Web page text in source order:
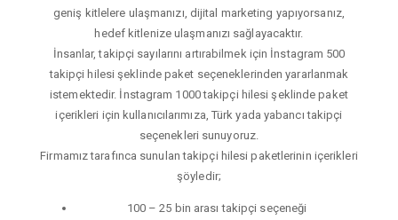
geniş kitlelere ulaşmanızı, dijital marketing yapıyorsanız,
hedef kitlenize ulaşmanızı sağlayacaktır.
İnsanlar, takipçi sayılarını artırabilmek için İnstagram 500
takipçi hilesi şeklinde paket seçeneklerinden yararlanmak
istemektedir. İnstagram 1000 takipçi hilesi şeklinde paket
içerikleri için kullanıcılarımıza, Türk yada yabancı takipçi
seçenekleri sunuyoruz.
Firmamız tarafınca sunulan takipçi hilesi paketlerinin içerikleri
şöyledir;
100 – 25 bin arası takipçi seçeneği